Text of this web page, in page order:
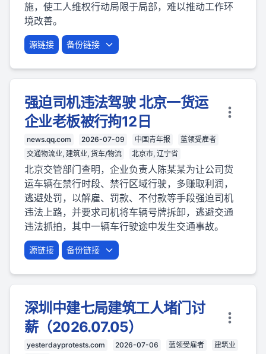
施，使工人维权行动局限于局部，难以推动工作环
境改善。
源链接 备份链接
强迫司机违法驾驶 北京一货运
企业老板被行拘12日
news.qq.com 2026-07-09 中国青年报
蓝领受雇者
交通物流业, 建筑业, 货车/物流
北京市, 辽宁省
北京交管部门查明，企业负责人陈某某为让公司货
运车辆在禁行时段、禁行区域行驶，多赚取利润，
逃避处罚，以解雇、罚款、不付款等手段强迫司机
违法上路，并要求司机将车辆号牌拆卸，逃避交通
违法抓拍，其中一辆车行驶途中发生交通事故。
源链接 备份链接
深圳中建七局建筑工人堵门讨
薪（2026.07.05）
yesterdayprotests.com 2026-07-06 蓝领受雇者 建筑业